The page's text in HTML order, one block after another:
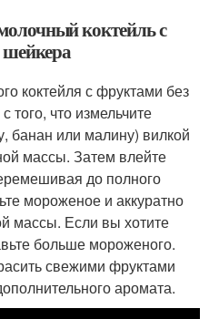
коктейль с
коктейля с фруктами без
того, что измельчите
банан или малину) вилкой
массы. Затем влейте
до полного
мороженое и аккуратно
массы. Если вы хотите
больше мороженого.
свежими фруктами
аромата.